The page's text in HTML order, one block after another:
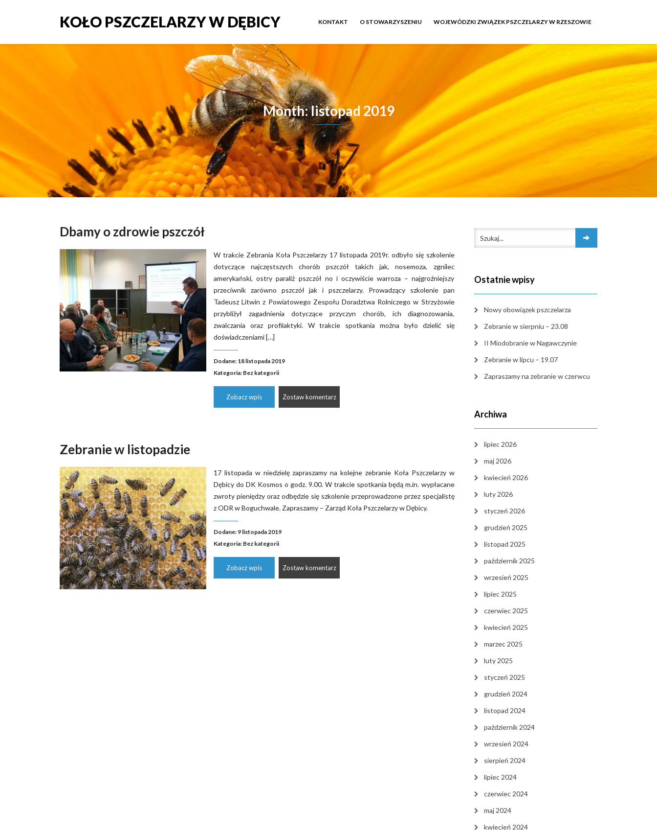
KOŁO PSZCZELARZY W DĘBICY KONTAKT O STOWARZYSZENIU WOJEWÓDZKI ZWIĄZEK PSZCZELARZY W RZESZOWIE
Month: listopad 2019
Dbamy o zdrowie pszczół
W trakcie Zebrania Koła Pszczelarzy 17 listopada 2019r. odbyło się szkolenie
dotyczące najczęstszych chorób pszczół takich jak, nosemoza, zgnilec
amerykański, ostry paraliż pszczół no i oczywiście warroza – najgroźniejszy
przeciwnik zarówno pszczół jak i pszczelarzy. Prowadzący szkolenie pan
Tadeusz Litwin z Powiatowego Zespołu Doradztwa Rolniczego w Strzyżowie
przybliżył zagadnienia dotyczące przyczyn chorób, ich diagnozowania,
zwalczania oraz profilaktyki. W trakcie spotkania można było dzielić się
doświadczeniami […]
Dodane: 18 listopada 2019
Kategoria: Bez kategorii
Zobacz wpis Zostaw komentarz
Zebranie w listopadzie
17 listopada w niedzielę zapraszamy na kolejne zebranie Koła Pszczelarzy w
Dębicy do DK Kosmos o godz. 9.00. W trakcie spotkania będą m.in. wypłacane
zwroty pieniędzy oraz odbędzie się szkolenie przeprowadzone przez specjalistę
z ODR w Boguchwale. Zapraszamy – Zarząd Koła Pszczelarzy w Dębicy.
Dodane: 9 listopada 2019
Kategoria: Bez kategorii
Zobacz wpis Zostaw komentarz
Ostatnie wpisy
Nowy obowiązek pszczelarza
Zebranie w sierpniu – 23.08
II Miodobranie w Nagawczynie
Zebranie w lipcu – 19.07
Zapraszamy na zebranie w czerwcu
Archiwa
lipiec 2026
maj 2026
kwiecień 2026
luty 2026
styczeń 2026
grudzień 2025
listopad 2025
październik 2025
wrzesień 2025
lipiec 2025
czerwiec 2025
kwiecień 2025
marzec 2025
luty 2025
styczeń 2025
grudzień 2024
listopad 2024
październik 2024
wrzesień 2024
sierpień 2024
lipiec 2024
czerwiec 2024
maj 2024
kwiecień 2024